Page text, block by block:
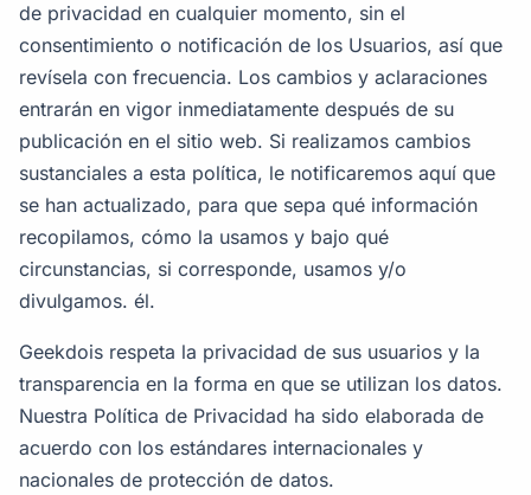
de privacidad en cualquier momento, sin el
consentimiento o notificación de los Usuarios, así que
revísela con frecuencia. Los cambios y aclaraciones
entrarán en vigor inmediatamente después de su
publicación en el sitio web. Si realizamos cambios
sustanciales a esta política, le notificaremos aquí que
se han actualizado, para que sepa qué información
recopilamos, cómo la usamos y bajo qué
circunstancias, si corresponde, usamos y/o
divulgamos. él.
Geekdois respeta la privacidad de sus usuarios y la
transparencia en la forma en que se utilizan los datos.
Nuestra Política de Privacidad ha sido elaborada de
acuerdo con los estándares internacionales y
nacionales de protección de datos.